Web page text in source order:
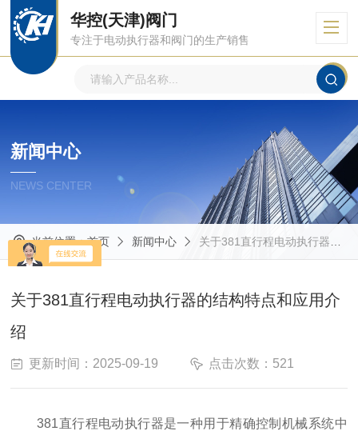
华控(天津)阀门
专注于电动执行器和阀门的生产销售
新闻中心
NEWS CENTER
当前位置：首页 新闻中心 关于381直行程电动执行器的结构特点和应用介绍
关于381直行程电动执行器的结构特点和应用介
绍
更新时间：2025-09-19 点击次数：521
381直行程电动执行器是一种用于精确控制机械系统中